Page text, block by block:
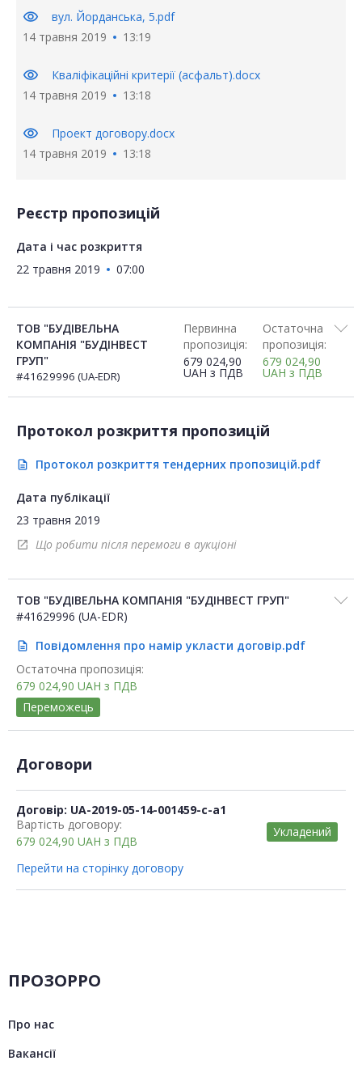
visibility
вул. Йорданська, 5.pdf
14 травня 2019
13:19
visibility
Кваліфікаційні критерії (асфальт).docx
14 травня 2019
13:18
visibility
Проект договору.docx
14 травня 2019
13:18
Реєстр пропозицій
Дата і час розкриття
22 травня 2019
07:00
ТОВ "БУДІВЕЛЬНА
КОМПАНІЯ "БУДІНВЕСТ
ГРУП"
#41629996 (UA-EDR)
Первинна
пропозиція:
679 024,90
UAH з ПДВ
Остаточна
пропозиція:
679 024,90
UAH з ПДВ
Протокол розкриття пропозицій
description Протокол розкриття тендерних пропозицій.pdf
Дата публікації
23 травня 2019
open_in_new Що робити після перемоги в аукціоні
ТОВ "БУДІВЕЛЬНА КОМПАНІЯ "БУДІНВЕСТ ГРУП"
#41629996 (UA-EDR)
description
Повідомлення про намір укласти договір.pdf
Остаточна пропозиція:
679 024,90 UAH з ПДВ
Переможець
Договори
Договір: UA-2019-05-14-001459-c-a1
Вартість договору:
679 024,90 UAH з ПДВ
Укладений
Перейти на сторінку договору
ПРОЗОРРО
Про нас
Вакансії